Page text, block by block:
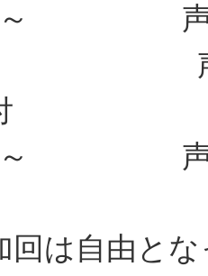
～ 声
部門〈
～ 声優
は自由とな